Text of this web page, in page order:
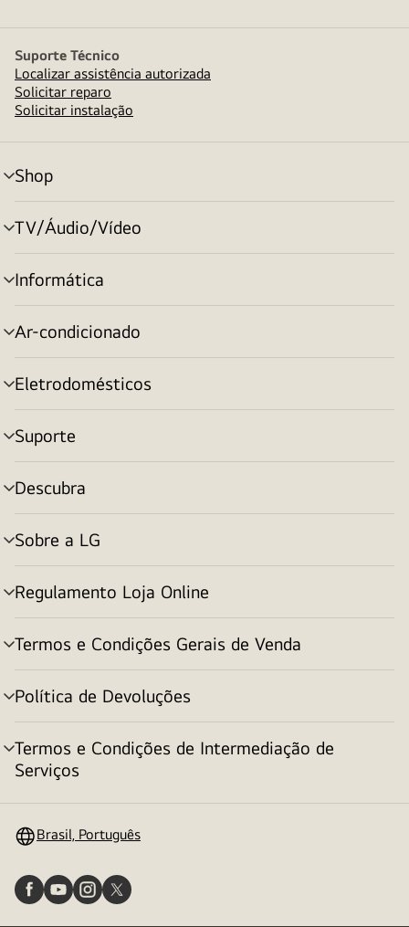
Suporte Técnico
Localizar assistência autorizada
Solicitar reparo
Solicitar instalação
Shop
alternar
menu
TV/Áudio/Vídeo
alternar
menu
Informática
alternar
menu
Ar-condicionado
alternar
menu
Eletrodomésticos
alternar
menu
Suporte
alternar
menu
Descubra
alternar
menu
Sobre a LG
alternar
menu
Regulamento Loja Online
alternar
menu
Termos e Condições Gerais de Venda
alternar
menu
Política de Devoluções
alternar
menu
Termos e Condições de Intermediação de
Serviços
alternar
Brasil, Português